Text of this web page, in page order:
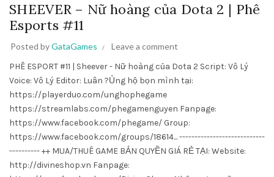
SHEEVER – Nữ hoàng của Dota 2 | Phê
Esports #11
Posted byGataGames
Leave a comment
PHÊ ESPORT #11 | Sheever - Nữ hoàng của Dota 2 Script: Vô Lý
Voice: Vô Lý Editor: Luân ?Ủng hộ bọn mình tại:
https://playerduo.com/unghophegame
https://streamlabs.com/phegamenguyen Fanpage:
https://www.facebook.com/phegame/ Group:
https://www.facebook.com/groups/18614... ----------------------------
---------- ++ MUA/THUÊ GAME BẢN QUYỀN GIÁ RẺ TẠI: Website:
http://divineshop.vn Fanpage: